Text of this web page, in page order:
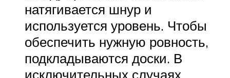
натягивается шнур и
используется уровень. Чтобы
обеспечить нужную ровность,
подкладываются доски. В
исключительных случаях